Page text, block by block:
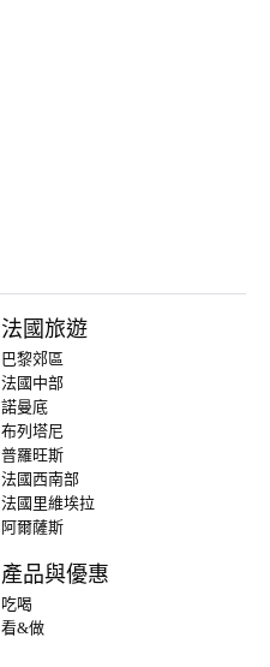
法國旅遊
巴黎郊區
法國中部
諾曼底
布列塔尼
普羅旺斯
法國西南部
法國里維埃拉
阿爾薩斯
產品與優惠
吃喝
看&做